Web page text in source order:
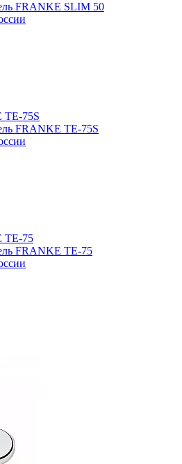
FRANKE SLIM 50
FRANKE TE-75S
FRANKE TE-75